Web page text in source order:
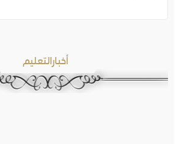
أخبارالتعليم